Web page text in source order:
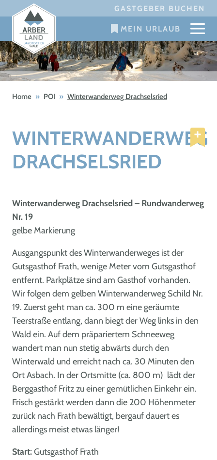
to
content
GASTGEBER BUCHEN
MEIN URLAUB
Home » POI » Winterwanderweg Drachselsried
WINTERWANDERWEG
DRACHSELSRIED
Winterwanderweg Drachselsried – Rundwanderweg
Nr. 19
gelbe Markierung
Ausgangspunkt des Winterwanderweges ist der
Gutsgasthof Frath, wenige Meter vom Gutsgasthof
entfernt. Parkplätze sind am Gasthof vorhanden.
Wir folgen dem gelben Winterwanderweg Schild Nr.
19. Zuerst geht man ca. 300 m eine geräumte
Teerstraße entlang, dann biegt der Weg links in den
Wald ein. Auf dem präpariertem Schneeweg
wandert man nun stetig abwärts durch den
Winterwald und erreicht nach ca. 30 Minuten den
Ort Asbach. In der Ortsmitte (ca. 800 m) lädt der
Berggasthof Fritz zu einer gemütlichen Einkehr ein.
Frisch gestärkt werden dann die 200 Höhenmeter
zurück nach Frath bewältigt, bergauf dauert es
allerdings meist etwas länger!
Start:Gutsgasthof Frath